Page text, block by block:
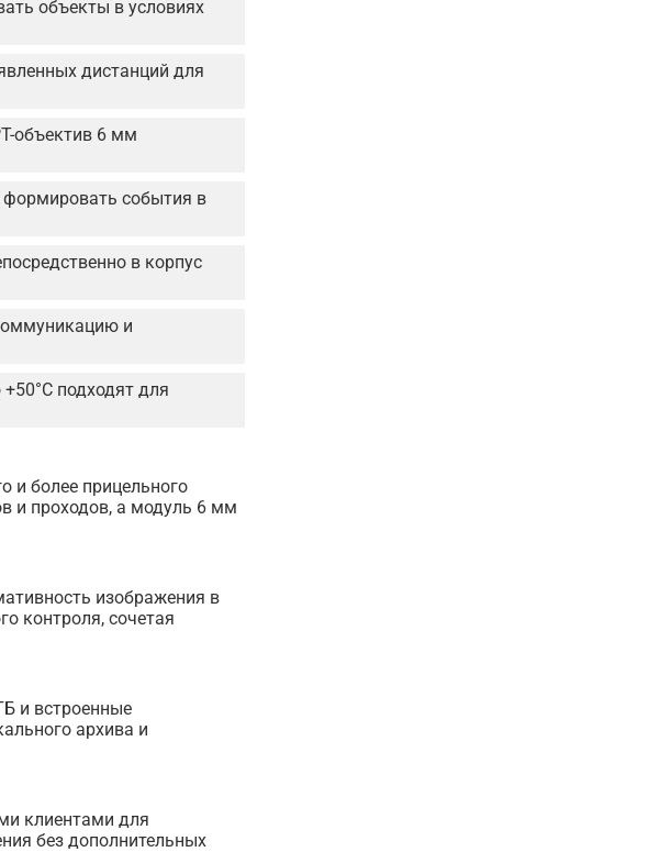
объекты в условиях
дистанций для
объектив 6 мм
формировать события в
в корпус
и
подходят для
и более прицельного
и проходов, а модуль 6 мм
изображения в
контроля, сочетая
и встроенные
архива и
клиентами для
без дополнительных